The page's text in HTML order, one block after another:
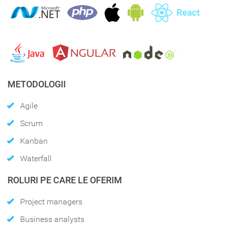
METODOLOGII
Agile
Scrum
Kanban
Waterfall
ROLURI PE CARE LE OFERIM
Project managers
Business analysts